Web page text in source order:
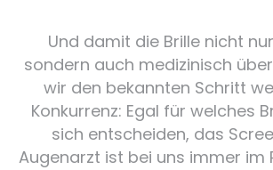
Und damit die Brille nicht
sondern auch medizinisch
wir den bekannten Schritt
Konkurrenz: Egal für welches
sich entscheiden, das
Augenarzt ist bei uns immer im